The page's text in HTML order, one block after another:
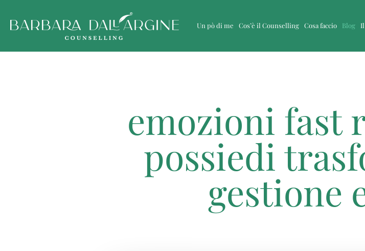
Un pò di me Cos’è il Counselling Cosa faccio Blog
emozioni fast
possiedi
gestione